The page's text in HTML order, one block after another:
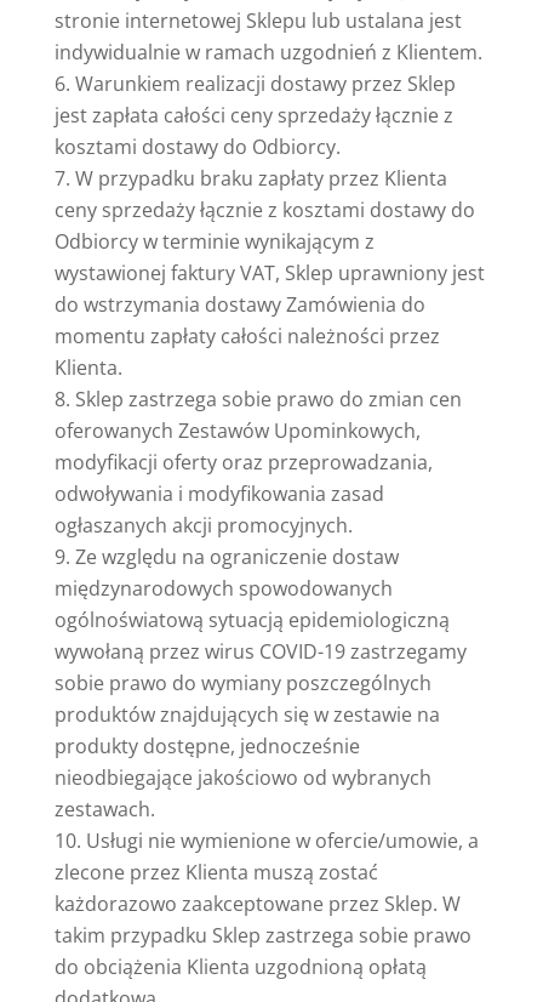
stronie internetowej Sklepu lub ustalana jest
indywidualnie w ramach uzgodnień z Klientem.
Warunkiem realizacji dostawy przez Sklep
jest zapłata całości ceny sprzedaży łącznie z
kosztami dostawy do Odbiorcy.
W przypadku braku zapłaty przez Klienta
ceny sprzedaży łącznie z kosztami dostawy do
Odbiorcy w terminie wynikającym z
wystawionej faktury VAT, Sklep uprawniony jest
do wstrzymania dostawy Zamówienia do
momentu zapłaty całości należności przez
Klienta.
Sklep zastrzega sobie prawo do zmian cen
oferowanych Zestawów Upominkowych,
modyfikacji oferty oraz przeprowadzania,
odwoływania i modyfikowania zasad
ogłaszanych akcji promocyjnych.
Ze względu na ograniczenie dostaw
międzynarodowych spowodowanych
ogólnoświatową sytuacją epidemiologiczną
wywołaną przez wirus COVID-19 zastrzegamy
sobie prawo do wymiany poszczególnych
produktów znajdujących się w zestawie na
produkty dostępne, jednocześnie
nieodbiegające jakościowo od wybranych
zestawach.
Usługi nie wymienione w ofercie/umowie, a
zlecone przez Klienta muszą zostać
każdorazowo zaakceptowane przez Sklep. W
takim przypadku Sklep zastrzega sobie prawo
do obciążenia Klienta uzgodnioną opłatą